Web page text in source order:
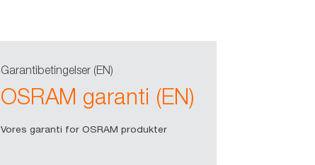
Garantibetingelser (EN)
OSRAM garanti (EN)
Vores garanti for OSRAM produkter